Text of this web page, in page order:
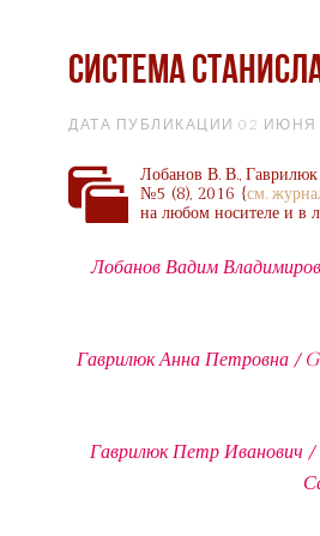
Система
ДАТА ПУБЛИКАЦИИ 02 ИЮНЯ
Лобанов В. В., Гаврилюк
№5 (8), 2016 {см.
на любом носителе и в
Лобанов Вадим
Гаврилюк Анна Петровна /
Гаврилюк Петр Иванович /